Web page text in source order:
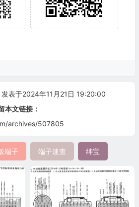
发表于2024年11月21日 19:20:00
本文链接：
archives/507805
端子 端子速查 绅宝